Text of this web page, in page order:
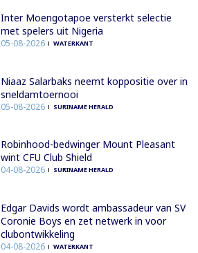
Inter Moengotapoe versterkt selectie
met spelers uit Nigeria
05-08-2026 WATERKANT
Niaaz Salarbaks neemt koppositie over in
sneldamtoernooi
05-08-2026 SURINAME HERALD
Robinhood-bedwinger Mount Pleasant
wint CFU Club Shield
04-08-2026 SURINAME HERALD
Edgar Davids wordt ambassadeur van SV
Coronie Boys en zet netwerk in voor
clubontwikkeling
04-08-2026 WATERKANT